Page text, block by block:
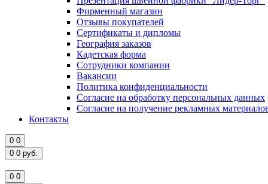
Фирменный магазин
Отзывы покупателей
Сертификаты и дипломы
География заказов
Кадетская форма
Сотрудники компании
Вакансии
Политика конфиденциальности
Согласие на обработку персональных данных
Согласие на получение рекламных
Контакты
0 0
0 0 руб.
0 0